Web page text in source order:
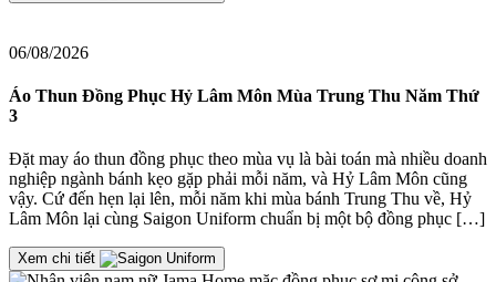
06/08/2026
Áo Thun Đồng Phục Hỷ Lâm Môn Mùa Trung Thu Năm Thứ
3
Đặt may áo thun đồng phục theo mùa vụ là bài toán mà nhiều doanh
nghiệp ngành bánh kẹo gặp phải mỗi năm, và Hỷ Lâm Môn cũng
vậy. Cứ đến hẹn lại lên, mỗi năm khi mùa bánh Trung Thu về, Hỷ
Lâm Môn lại cùng Saigon Uniform chuẩn bị một bộ đồng phục […]
Xem chi tiết